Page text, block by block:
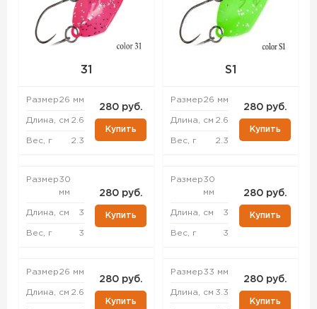
31
Размер26 мм
Длина, см 2.6
Вес, г 2.3
280 руб.
Купить
Размер30
мм
Длина, см 3
Вес, г 3
280 руб.
Купить
Размер26 мм
Длина, см 2.6
280 руб.
Купить
S1
Размер26 мм
Длина, см 2.6
Вес, г 2.3
280 руб.
Купить
Размер30
мм
Длина, см 3
Вес, г 3
280 руб.
Купить
Размер33 мм
Длина, см 3.3
280 руб.
Купить